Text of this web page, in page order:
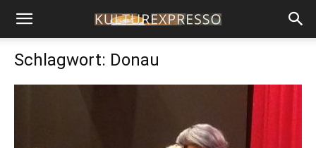
Schlagwort: Donau